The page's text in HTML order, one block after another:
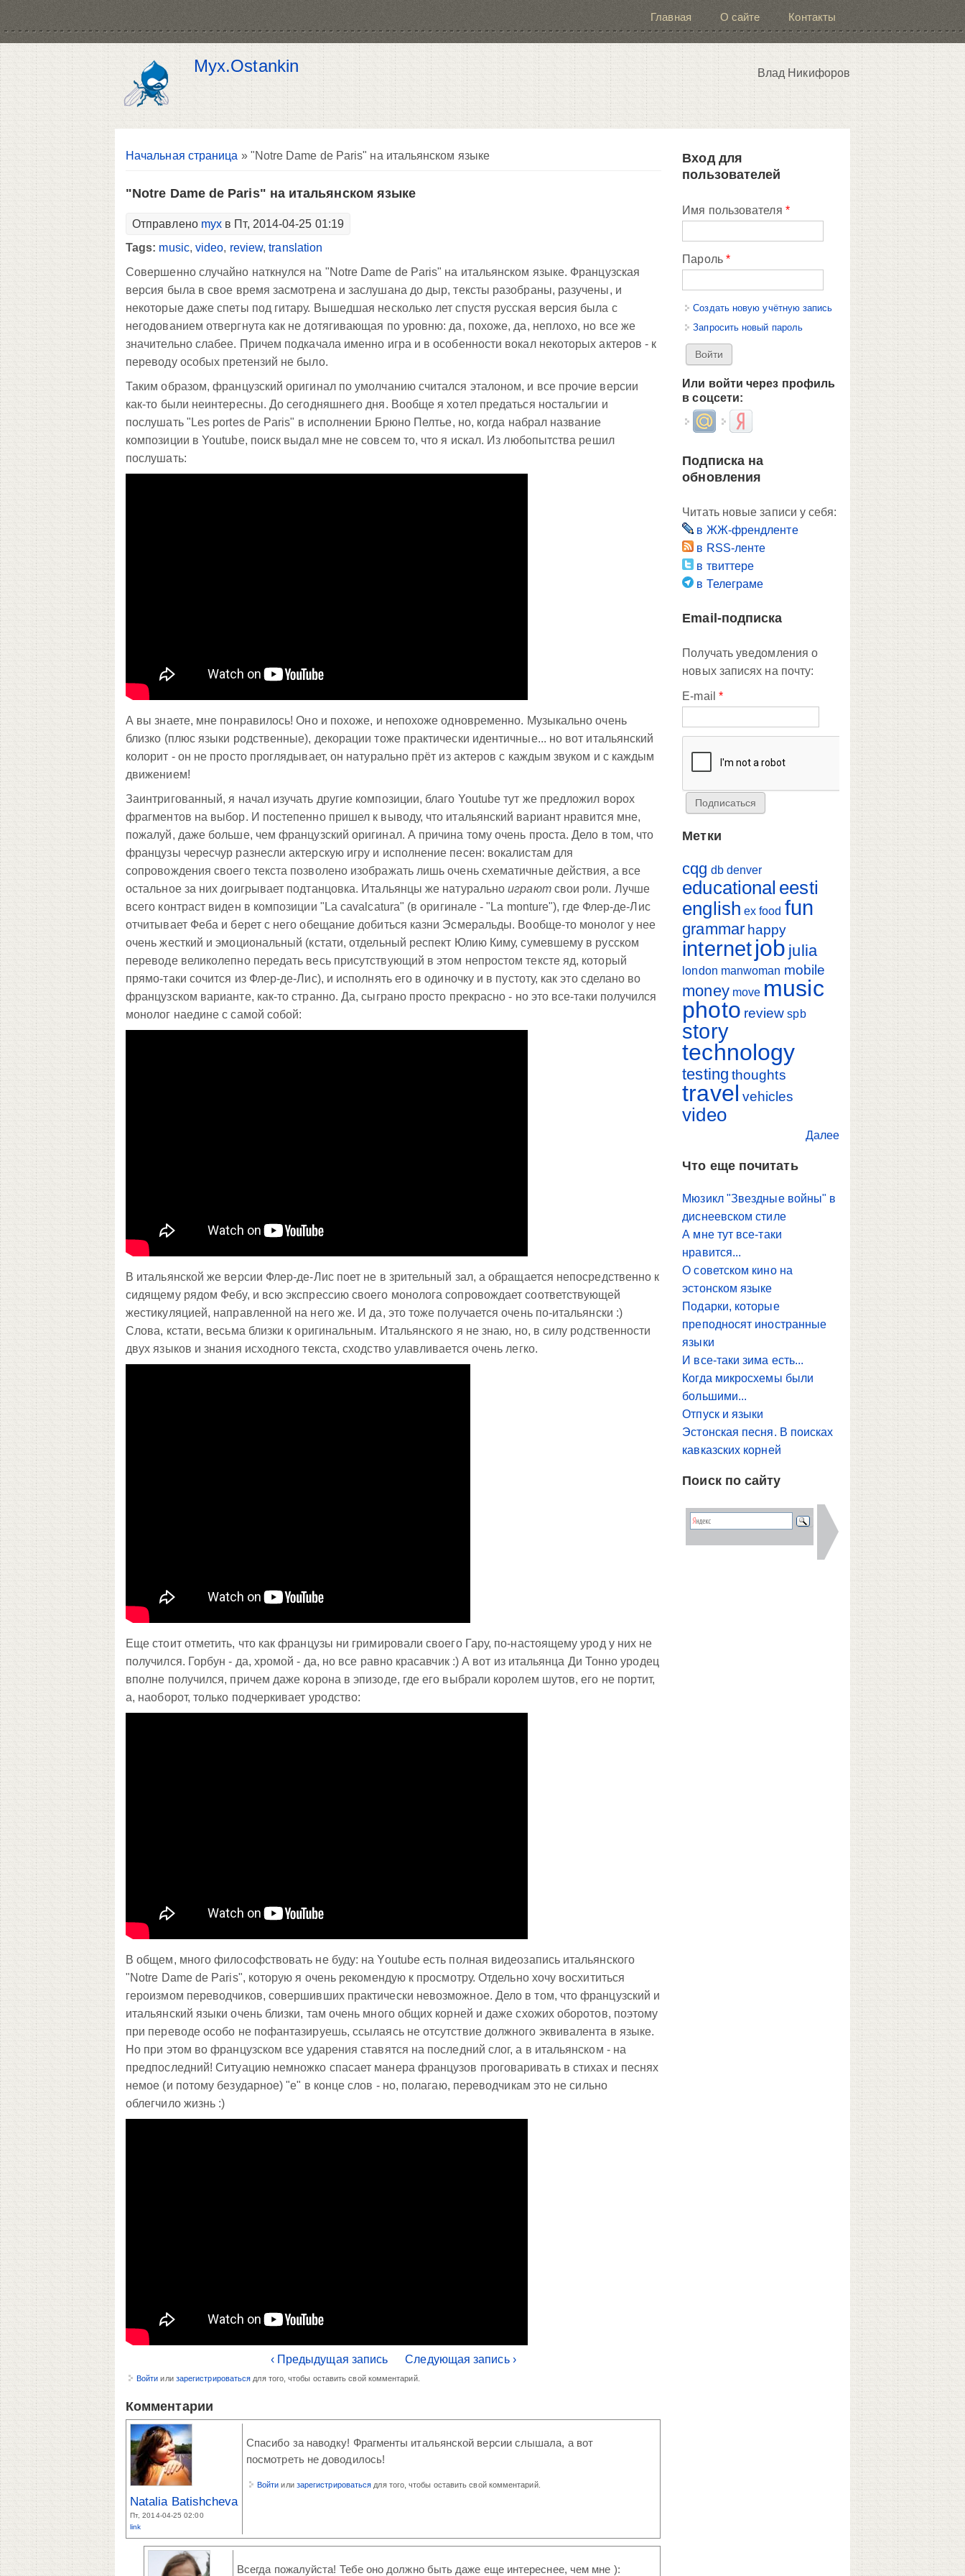
Главная О сайте Контакты
Myx.Ostankin Влад Никифоров
Вы здесь
Начальная страница » "Notre Dame de Paris" на итальянском языке
"Notre Dame de Paris" на итальянском языке
Отправлено myx в Пт, 2014-04-25 01:19
Tags: music,video, review,translation
Совершенно случайно наткнулся на "Notre Dame de Paris" на итальянском языке. Французская
версия была в свое время засмотрена и заслушана до дыр, тексты разобраны, разучены, и
некоторые даже спеты под гитару. Вышедшая несколько лет спустя русская версия была с
негодованием отвергнута как не дотягивающая по уровню: да, похоже, да, неплохо, но все же
значительно слабее. Причем подкачала именно игра и в особенности вокал некоторых актеров - к
переводу особых претензий не было.
Таким образом, французский оригинал по умолчанию считался эталоном, и все прочие версии
как-то были неинтересны. До сегодняшнего дня. Вообще я хотел предаться ностальгии и
послушать "Les portes de Paris" в исполнении Брюно Пелтье, но, когда набрал название
композиции в Youtube, поиск выдал мне не совсем то, что я искал. Из любопытства решил
послушать:
А вы знаете, мне понравилось! Оно и похоже, и непохоже одновременно. Музыкально очень
близко (плюс языки родственные), декорации тоже практически идентичные... но вот итальянский
колорит - он не просто проглядывает, он натурально прёт из актеров с каждым звуком и с каждым
движением!
Заинтригованный, я начал изучать другие композиции, благо Youtube тут же предложил ворох
фрагментов на выбор. И постепенно пришел к выводу, что итальянский вариант нравится мне,
пожалуй, даже больше, чем французский оригинал. А причина тому очень проста. Дело в том, что
французы чересчур разнесли актерскую игру и исполнение песен: вокалистам для
сопровождения своего текста позволено изображать лишь очень схематичные действия, а все
остальное за них доигрывает подтанцовка. Итальянцы же натуральноиграютсвои роли. Лучше
всего контраст виден в композиции "La cavalcatura" (в оригинале - "La monture"), где Флер-де-Лис
отчитывает Феба и берет с него обещание добиться казни Эсмеральды. Вообще-то монолог у нее
очень жесткий и эмоциональный (кстати, отдельный респект Юлию Киму, сумевшему в русском
переводе великолепно передать весь присутствующий в этом непростом тексте яд, который
прямо-таки сочится из Флер-де-Лис), и исполнять его в одиночку и в пустоту, как это сделано во
французском варианте, как-то странно. Да, сыграно просто прекрасно - но это все-таки получился
монолог наедине с самой собой:
В итальянской же версии Флер-де-Лис поет не в зрительный зал, а обращается непосредственно к
сидящему рядом Фебу, и всю экспрессию своего монолога сопровождает соответствующей
жестикуляцией, направленной на него же. И да, это тоже получается очень по-итальянски :)
Слова, кстати, весьма близки к оригинальным. Итальянского я не знаю, но, в силу родственности
двух языков и знания исходного текста, сходство улавливается очень легко.
Еще стоит отметить, что как французы ни гримировали своего Гару, по-настоящему урод у них не
получился. Горбун - да, хромой - да, но все равно красавчик :) А вот из итальянца Ди Тонно уродец
вполне получился, причем даже корона в эпизоде, где его выбрали королем шутов, его не портит,
а, наоборот, только подчеркивает уродство:
В общем, много философствовать не буду: на Youtube есть полная видеозапись итальянского
"Notre Dame de Paris", которую я очень рекомендую к просмотру. Отдельно хочу восхититься
героизмом переводчиков, совершивших практически невозможное. Дело в том, что французский и
итальянский языки очень близки, там очень много общих корней и даже схожих оборотов, поэтому
при переводе особо не пофантазируешь, ссылаясь не отсутствие должного эквивалента в языке.
Но при этом во французском все ударения ставятся на последний слог, а в итальянском - на
предпоследний! Ситуацию немножко спасает манера французов проговаривать в стихах и песнях
немое (и потому безударное) "е" в конце слов - но, полагаю, переводчикам это не сильно
облегчило жизнь :)
‹ Предыдущая запись Следующая запись ›
Войти или зарегистрироваться для того, чтобы оставить свой комментарий.
Комментарии
Natalia Batishcheva
Пт, 2014-04-25 02:00
link
Спасибо за наводку! Фрагменты итальянской версии слышала, а вот
посмотреть не доводилось!
Войти или зарегистрироваться для того, чтобы оставить свой комментарий.
Всегда пожалуйста! Тебе оно должно быть даже еще интереснее, чем мне ):
Вход для
пользователей
Имя пользователя *
Пароль *
Создать новую учётную запись
Запросить новый пароль
Или войти через профиль
в соцсети:
Login with Mail.ruLogin with Яндекс
Подписка на
обновления
Читать новые записи у себя:
в ЖЖ-френдленте
в RSS-ленте
в твиттере
в Телеграме
Email-подписка
Получать уведомления о
новых записях на почту:
E-mail *
Метки
cqg db denver
educational eesti
english ex food fun
grammar happy
internetjob julia
london manwoman mobile
money move music
photo review spb
story
technology
testing thoughts
travel vehicles
video
Далее
Что еще почитать
Мюзикл "Звездные войны" в
диснеевском стиле
А мне тут все-таки
нравится...
О советском кино на
эстонском языке
Подарки, которые
преподносят иностранные
языки
И все-таки зима есть...
Когда микросхемы были
большими...
Отпуск и языки
Эстонская песня. В поисках
кавказских корней
Поиск по сайту